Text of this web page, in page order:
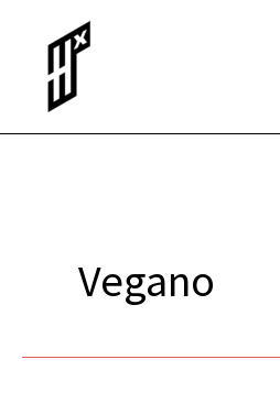
contenido
Vegano